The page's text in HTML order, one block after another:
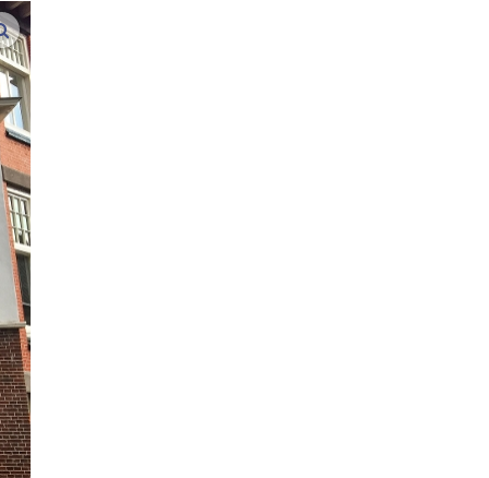
vergroot afbeeldingen